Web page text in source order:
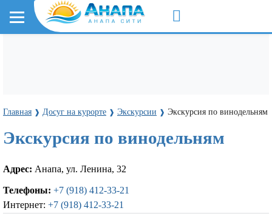
Главная ❱ Досуг на курорте ❱ Экскурсии ❱ Экскурсия по винодельням
Экскурсия по винодельням
Адрес: Анапа, ул. Ленина, 32
Телефоны: +7 (918) 412-33-21
Интернет: +7 (918) 412-33-21